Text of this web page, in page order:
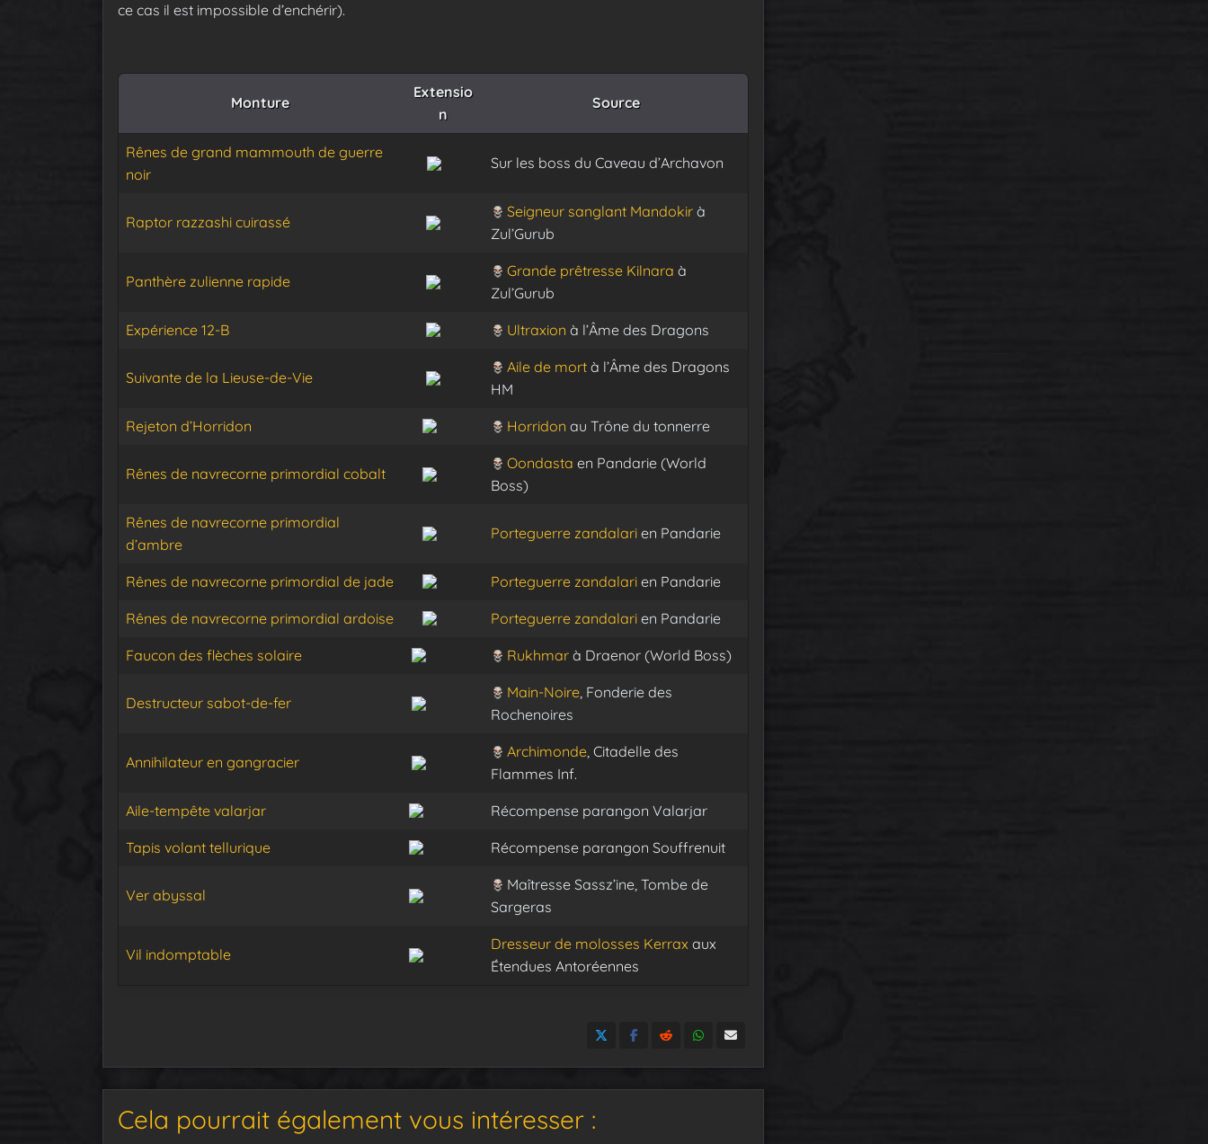
ce cas il est impossible d’enchérir).
Monture
Extensio
n
Source
Rênes de grand mammouth de guerre
noir
Sur les boss du Caveau d’Archavon
Raptor razzashi cuirassé
Seigneur sanglant Mandokir à
Zul’Gurub
Panthère zulienne rapide
Grande prêtresse Kilnara à
Zul’Gurub
Expérience 12-B Ultraxion à l’Âme des Dragons
Suivante de la Lieuse-de-Vie
Aile de mort à l’Âme des Dragons
HM
Rejeton d’Horridon Horridon au Trône du tonnerre
Rênes de navrecorne primordial cobalt
Oondasta en Pandarie (World
Boss)
Rênes de navrecorne primordial
d’ambre
Porteguerre zandalari en Pandarie
Rênes de navrecorne primordial de jade Porteguerre zandalari en Pandarie
Rênes de navrecorne primordial ardoise Porteguerre zandalari en Pandarie
Faucon des flèches solaire Rukhmar à Draenor (World Boss)
Destructeur sabot-de-fer
Main-Noire , Fonderie des
Rochenoires
Annihilateur en gangracier
Archimonde , Citadelle des
Flammes Inf.
Aile-tempête valarjar Récompense parangon Valarjar
Tapis volant tellurique Récompense parangon Souffrenuit
Ver abyssal
Maîtresse Sassz’ine, Tombe de
Sargeras
Vil indomptable
Dresseur de molosses Kerrax aux
Étendues Antoréennes
Cela pourrait également vous intéresser :